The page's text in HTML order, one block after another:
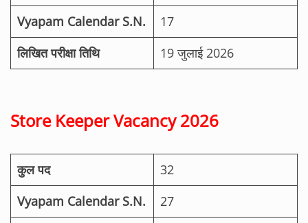
Vyapam Calendar S.N.
17
लिखित परीक्षा तिथि
19 जुलाई 2026
Store Keeper Vacancy 2026
कुल पद
32
Vyapam Calendar S.N.
27